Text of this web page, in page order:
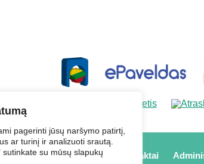
pagerinti jūsų naršymo patirtį,
ar turinį ir analizuoti srautą.
sutinkate su mūsų slapukųStruktūra ir kontaktai